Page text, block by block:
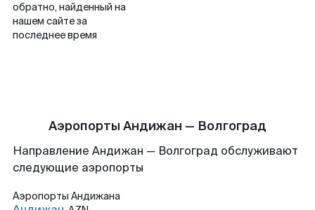
обратно, найденный на
нашем сайте за
последнее время
Аэропорты Андижан — Волгоград
Направление Андижан — Волгоград обслуживают
следующие аэропорты
Аэропорты Андижана